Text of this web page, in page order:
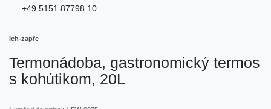
+49 5151 87798 10
Ich-zapfe
Termonádoba, gastronomický termos
s kohútikom, 20L